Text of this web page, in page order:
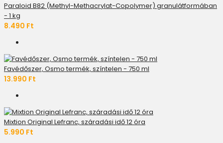
Paraloid B82 (Methyl-Methacrylat-Copolymer) granulátformában
- 1 kg
8.490 Ft
Favédőszer, Osmo termék, színtelen - 750 ml
13.990 Ft
Mixtion Original Lefranc, száradási idő 12 óra
5.990 Ft